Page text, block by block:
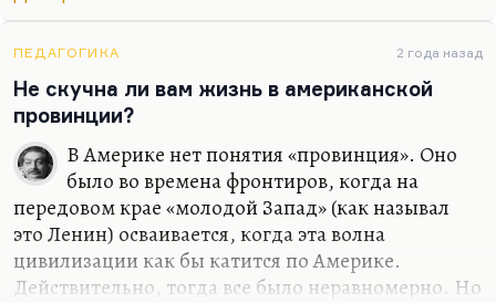
отвоевать себе место. И я, наверное, снял бы
сожалению, любовных историй в современной
России в современном кино. Понимаете, всех
ведь обычно занимает история гендерной
идентичности, которая, по-моему, совсем
неинтересна. Людей занимает проблема как
совместить, условно говоря, секс и отношения.
Как в «Интиме», например: возможен ли секс
без…
ПЕДАГОГИКА 2 года назад
Не скучна ли вам жизнь в американской
провинции?
В Америке нет понятия «провинция». Оно
было во времена фронтиров, когда на
передовом крае «молодой Запад» (как называл
это Ленин) осваивается, когда эта волна
цивилизации как бы катится по Америке.
Действительно, тогда все было неравномерно. Но